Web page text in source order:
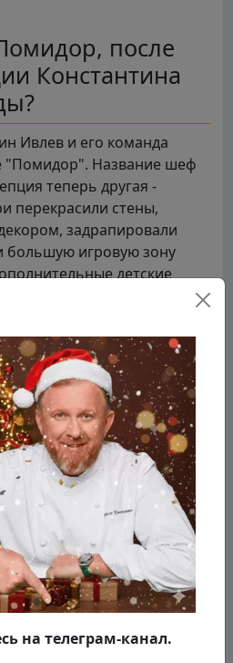
после
Константина
Ивлев и его команда
"Помидор". Название шеф
теперь другая -
перекрасили стены,
задрапировали
большую игровую зону
детские
новое меню для детей и
на телеграм-канал.